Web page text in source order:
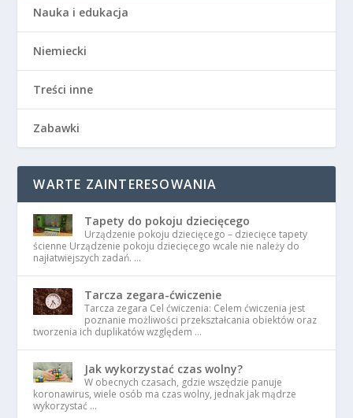
Nauka i edukacja
Niemiecki
Treści inne
Zabawki
WARTE ZAINTERESOWANIA
Tapety do pokoju dziecięcego
Urządzenie pokoju dziecięcego – dziecięce tapety
ścienne Urządzenie pokoju dziecięcego wcale nie należy do
najłatwiejszych zadań. …
Tarcza zegara-ćwiczenie
Tarcza zegara Cel ćwiczenia: Celem ćwiczenia jest
poznanie możliwości przekształcania obiektów oraz
tworzenia ich duplikatów względem …
Jak wykorzystać czas wolny?
W obecnych czasach, gdzie wszędzie panuje
koronawirus, wiele osób ma czas wolny, jednak jak mądrze
wykorzystać …